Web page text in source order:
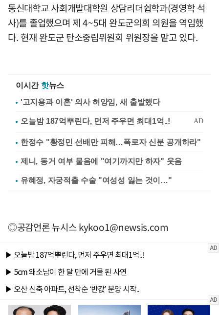
동신대학교 사회개발대학원 상담리더쉽학과(경영학 석
사)를 졸업했으며 제 4~5대 완도군의회 의원을 역임했
다. 현재 완도군 탄소중립위원회 위원장을 맡고 있다.
이시간 핫뉴스
'고지용과 이혼' 의사 허양임, 새 출발했다
한정수 "황정민 선배만 피해…폭로자 신분 공개하라"
제니, 동거 여부 물음에 "여기까지만 하자" 웃음
유혜정, 자궁적출 수술 "여성성 잃는 것이…"
◎공감언론 뉴시스kykoo1@newsis.com